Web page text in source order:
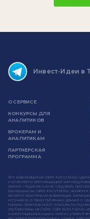
Инвест-Идеи в
О СЕРВИСЕ
КОНКУРСЫ ДЛЯ
АНАЛИТИКОВ
БРОКЕРАМ И
АНАЛИТИКАМ
ПАРТНЕРСКАЯ
ПРОГРАММА
Вся информация на сайте invest-idei.ru
и не является рекомендацией или
можете следовать или не следовать
размещены на сайте invest-idei.ru, являются
является агрегатором информации,
источниках, а также публичных данных о
Клиенты брокеров могут получать по
опубликованы на Сайте. Сайт invest-idei.ru
и инвестиционные идеи в связи с утратой